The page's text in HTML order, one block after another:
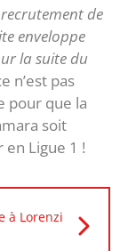
de
enveloppe
la suite du
n’est pas
pour que la
soit
Ligue 1 !
à Lorenzi